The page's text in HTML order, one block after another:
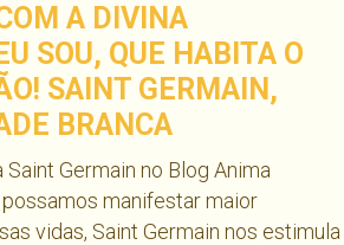
A DIVINA
SOU, QUE HABITA O
SAINT GERMAIN,
BRANCA
Germain no Blog Anima
possamos manifestar maior
vidas, Saint Germain nos estimula